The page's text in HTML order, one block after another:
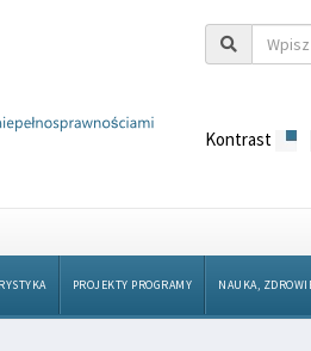
Kontrast
PROJEKTY PROGRAMY NAUKA,